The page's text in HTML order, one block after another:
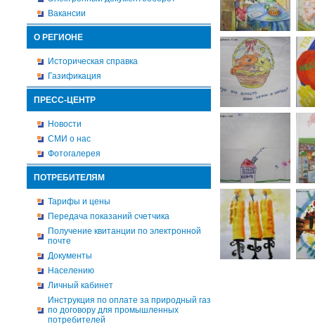
Вакансии
О РЕГИОНЕ
Историческая справка
Газификация
ПРЕСС-ЦЕНТР
Новости
СМИ о нас
Фотогалерея
ПОТРЕБИТЕЛЯМ
Тарифы и цены
Передача показаний счетчика
Получение квитанции по электронной
почте
Документы
Населению
Личный кабинет
Инструкция по оплате за природный газ
по договору для промышленных
потребителей